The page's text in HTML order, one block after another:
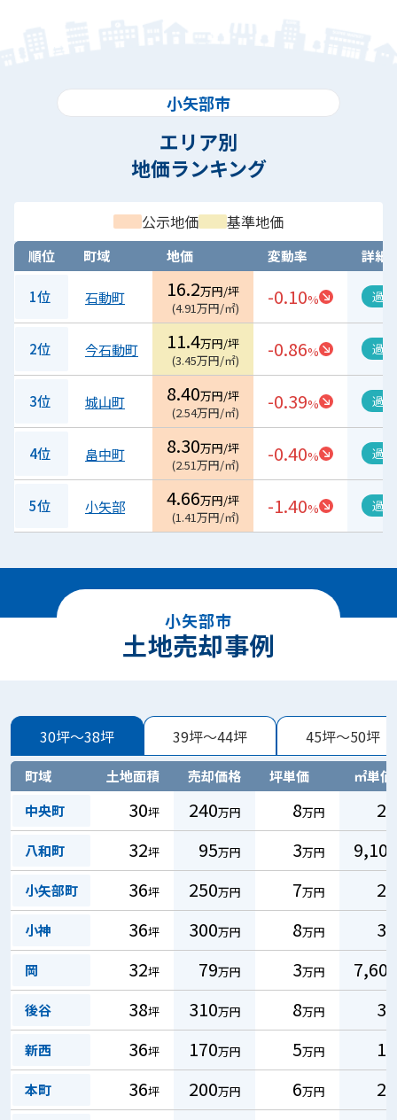
小矢部市
エリア別
地価ランキング
公示地価 基準地価
順位 町域 地価 変動率 詳細
1位 石動町 16.2万円/坪
(4.91万円/㎡) -0.10% 過
2位 今石動町 11.4万円/坪
(3.45万円/㎡) -0.86% 過
3位 城山町 8.40万円/坪
(2.54万円/㎡) -0.39% 過
4位 畠中町 8.30万円/坪
(2.51万円/㎡) -0.40% 過
5位 小矢部 4.66万円/坪
(1.41万円/㎡) -1.40% 過
小矢部市
土地売却事例
30坪～38坪 39坪～44坪 45坪～50坪
町域 土地面積 売却価格 坪単価
㎡単価
中央町
30坪 240万円 8万円 2
八和町 32坪 95万円 3万円 9,100
小矢部町 36坪 250万円 7万円 2
小神 36坪 300万円 8万円 3
岡 32坪 79万円 3万円 7,600
後谷 38坪 310万円 8万円 3
新西 36坪 170万円 5万円 1
本町 36坪 200万円 6万円 2